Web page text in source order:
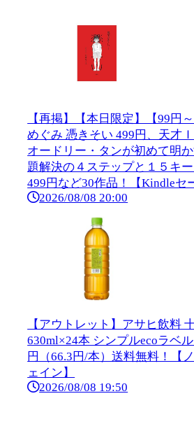
【再掲】【本日限定】【99円
めぐみ 憑きそい 499円、天才
オードリー・タンが初めて明
題解決の４ステップと１５キ
499円など30作品！【Kindleセ
2026/08/08 20:00
【アウトレット】アサヒ飲料
630ml×24本 シンプルecoラベ
円（66.3円/本）送料無料！【
ェイン】
2026/08/08 19:50